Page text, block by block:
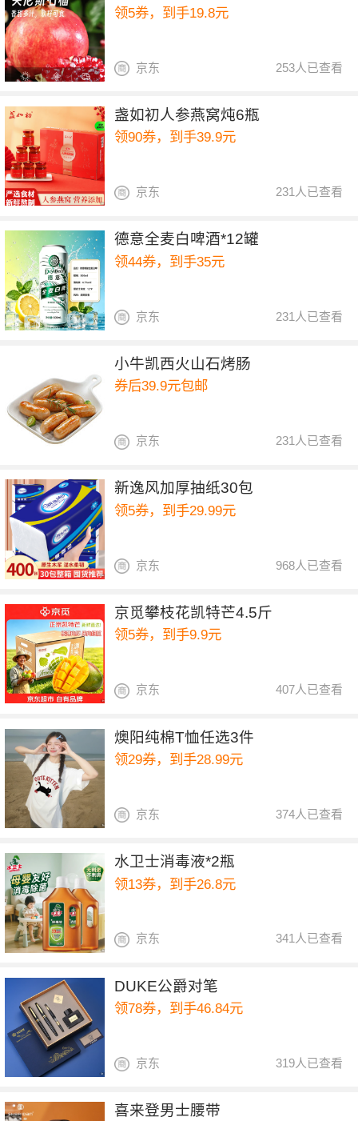
领5券，到手19.8元
253人已查看
京东
盏如初人参燕窝炖6瓶
领90券，到手39.9元
231人已查看
京东
德意全麦白啤酒*12罐
领44券，到手35元
231人已查看
京东
小牛凯西火山石烤肠
券后39.9元包邮
231人已查看
京东
新逸风加厚抽纸30包
领5券，到手29.99元
968人已查看
京东
京觅攀枝花凯特芒4.5斤
领5券，到手9.9元
407人已查看
京东
燠阳纯棉T恤任选3件
领29券，到手28.99元
374人已查看
京东
水卫士消毒液*2瓶
领13券，到手26.8元
341人已查看
京东
DUKE公爵对笔
领78券，到手46.84元
319人已查看
京东
喜来登男士腰带